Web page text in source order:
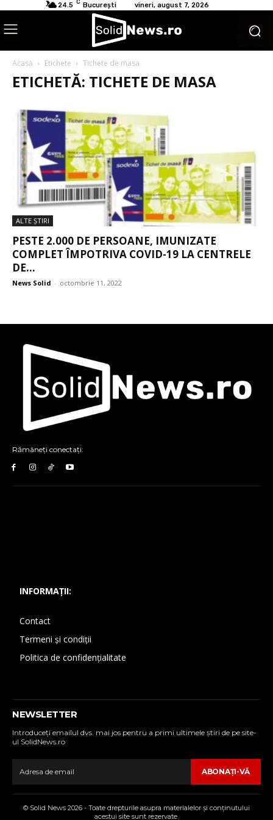
24.5 C București vineri, august 7, 2026
Acasă Etichete Tichete de masa
ETICHETĂ: TICHETE DE MASA
ALTE ŞTIRI
PESTE 2.000 DE PERSOANE, IMUNIZATE
COMPLET ÎMPOTRIVA COVID-19 LA CENTRELE
DE...
News Solid - octombrie 11, 2022
Rămâneți conectați:
INFORMAȚII:
Contact
Termeni și condiții
Politica de confidențialitate
NEWSLETTER
Introduceţi emailul dvs. mai jos pentru a primi ultimele ştiri de pe site-
ul SolidNews.ro
ABONAŢI-VĂ
© Solid News 2026 - Toate drepturile asupra materialelor şi conţinutului
acestui site sunt rezervate.